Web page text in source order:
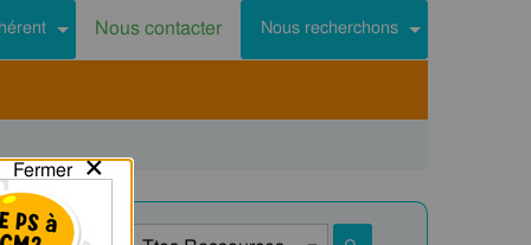
Nous contacter Nous recherchons
Fermer×